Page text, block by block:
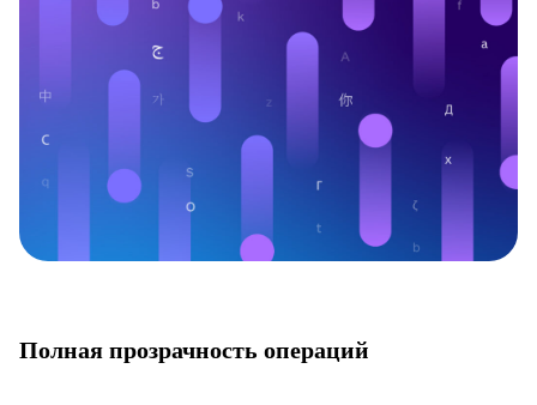
Полная прозрачность операций